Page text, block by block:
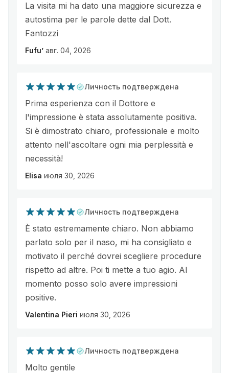
La visita mi ha dato una maggiore sicurezza e
autostima per le parole dette dal Dott.
Fantozzi
Fufu’ авг. 04, 2026
Личность подтверждена
Prima esperienza con il Dottore e
l'impressione è stata assolutamente positiva.
Si è dimostrato chiaro, professionale e molto
attento nell'ascoltare ogni mia perplessità e
necessità!
Elisa июля 30, 2026
Личность подтверждена
È stato estremamente chiaro. Non abbiamo
parlato solo per il naso, mi ha consigliato e
motivato il perché dovrei scegliere procedure
rispetto ad altre. Poi ti mette a tuo agio. Al
momento posso solo avere impressioni
positive.
Valentina Pieri июля 30, 2026
Личность подтверждена
Molto gentile